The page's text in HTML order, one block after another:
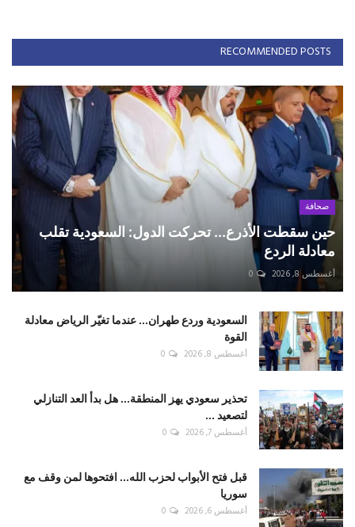
RECOMMENDED POSTS
صحافة
حين سقطت الأذرع... تحركت الدول: السعودية تقلب
معادلة الردع
أغسطس 8, 2026 0
السعودية وردع طهران... عندما تغيّر الرياض معادلة
القوة
أغسطس 8, 2026 0
تحذير سعودي يهز المنطقة... هل بدأ العد التنازلي
لتصعيد ...
أغسطس 7, 2026 0
قبل فتح الأبواب لحزب الله... افتحوها لمن وقف مع
سوريا
أغسطس 6, 2026 0